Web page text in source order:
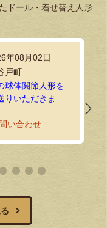
ドール・着せ替え人形
年08月02日
戸町
球体関節人形を
りいただきまし
い合わせ